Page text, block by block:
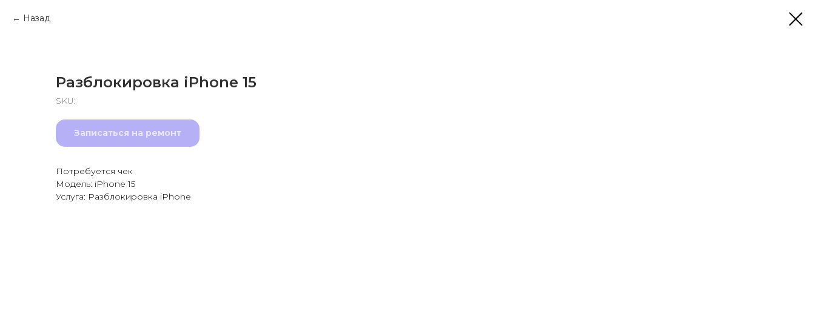
Назад
Разблокировка iPhone 15
SKU:
Записаться на ремонт
Потребуется чек
Модель: iPhone 15
Услуга: Разблокировка iPhone